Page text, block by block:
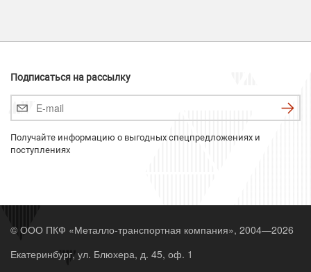
Подписаться на рассылку
Получайте информацию о выгодных спецпредложениях и
поступлениях
© ООО ПКФ «Металло-транспортная компания», 2004—2026
Екатеринбург, ул. Блюхера, д. 45, оф. 1